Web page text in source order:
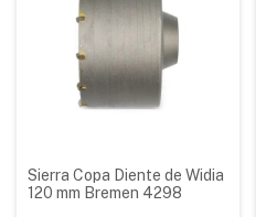
Sierra Copa Diente de Widia
120 mm Bremen 4298